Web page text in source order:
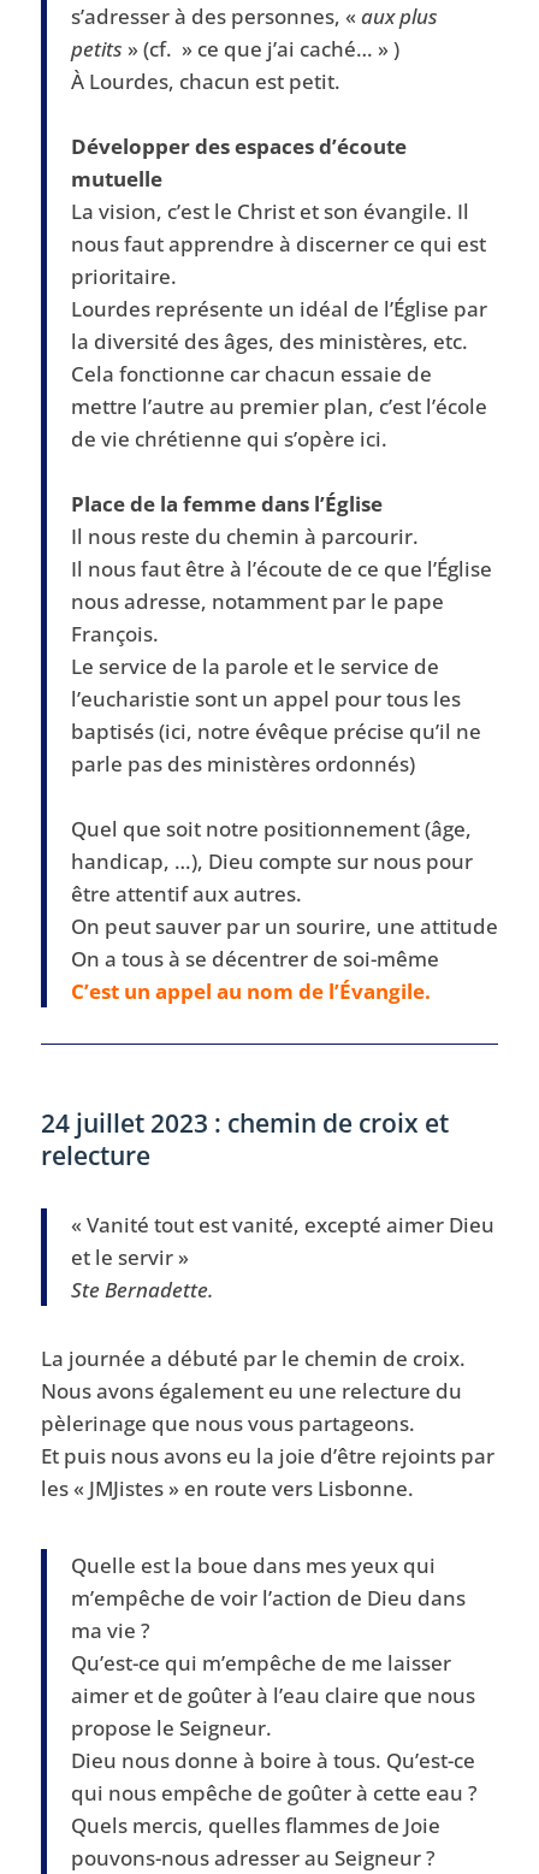
s’adresser à des personnes, « aux plus
petits » (cf. » ce que j’ai caché… » )
À Lourdes, chacun est petit.
Développer des espaces d’écoute
mutuelle
La vision, c’est le Christ et son évangile. Il
nous faut apprendre à discerner ce qui est
prioritaire.
Lourdes représente un idéal de l’Église par
la diversité des âges, des ministères, etc.
Cela fonctionne car chacun essaie de
mettre l’autre au premier plan, c’est l’école
de vie chrétienne qui s’opère ici.
Place de la femme dans l’Église
Il nous reste du chemin à parcourir.
Il nous faut être à l’écoute de ce que l’Église
nous adresse, notamment par le pape
François.
Le service de la parole et le service de
l’eucharistie sont un appel pour tous les
baptisés (ici, notre évêque précise qu’il ne
parle pas des ministères ordonnés)
Quel que soit notre positionnement (âge,
handicap, …), Dieu compte sur nous pour
être attentif aux autres.
On peut sauver par un sourire, une attitude
On a tous à se décentrer de soi-même
C’est un appel au nom de l’Évangile.
24 juillet 2023 : chemin de croix et
relecture
« Vanité tout est vanité, excepté aimer Dieu
et le servir »
Ste Bernadette.
La journée a débuté par le chemin de croix.
Nous avons également eu une relecture du
pèlerinage que nous vous partageons.
Et puis nous avons eu la joie d’être rejoints par
les « JMJistes » en route vers Lisbonne.
Quelle est la boue dans mes yeux qui
m’empêche de voir l’action de Dieu dans
ma vie ?
Qu’est-ce qui m’empêche de me laisser
aimer et de goûter à l’eau claire que nous
propose le Seigneur.
Dieu nous donne à boire à tous. Qu’est-ce
qui nous empêche de goûter à cette eau ?
Quels mercis, quelles flammes de Joie
pouvons-nous adresser au Seigneur ?